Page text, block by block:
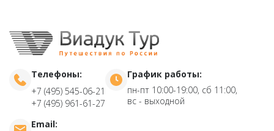
Телефоны:
+7 (495) 545-06-21
+7 (495) 961-61-27
График работы:
пн-пт 10:00-19:00, сб 11:00,
вс - выходной
Email: